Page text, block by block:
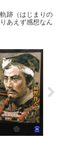
跡（はじまりの
あえず感想なん